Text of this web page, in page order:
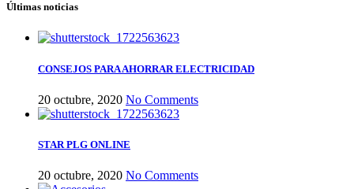
Últimas noticias
CONSEJOS PARA AHORRAR ELECTRICIDAD
20 octubre, 2020 No Comments
STAR PLG ONLINE
20 octubre, 2020 No Comments